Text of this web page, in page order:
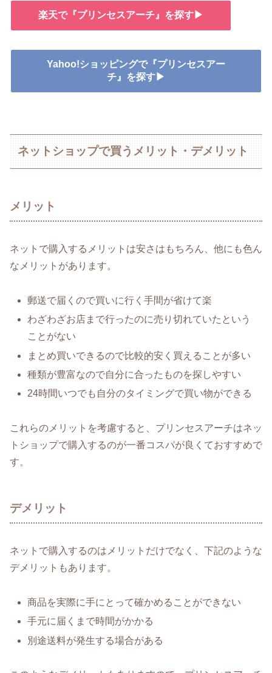
楽天で『プリンセスアーチ』を探す▶
Yahoo!ショッピングで『プリンセスアー
チ』を探す▶
ネットショップで買うメリット・デメリット
メリット
ネットで購入するメリットは安さはもちろん、他にも色ん
なメリットがあります。
郵送で届くので買いに行く手間が省けて楽
わざわざお店まで行ったのに売り切れていたという
ことがない
まとめ買いできるので比較的安く買えることが多い
種類が豊富なので自分に合ったものを探しやすい
24時間いつでも自分のタイミングで買い物ができる
これらのメリットを考慮すると、プリンセスアーチはネッ
トショップで購入するのが一番コスパが良くておすすめで
す。
デメリット
ネットで購入するのはメリットだけでなく、下記のような
デメリットもあります。
商品を実際に手にとって確かめることができない
手元に届くまで時間がかかる
別途送料が発生する場合がある